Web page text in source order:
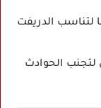
لتناسب الدريفت
لتجنب الحوادث